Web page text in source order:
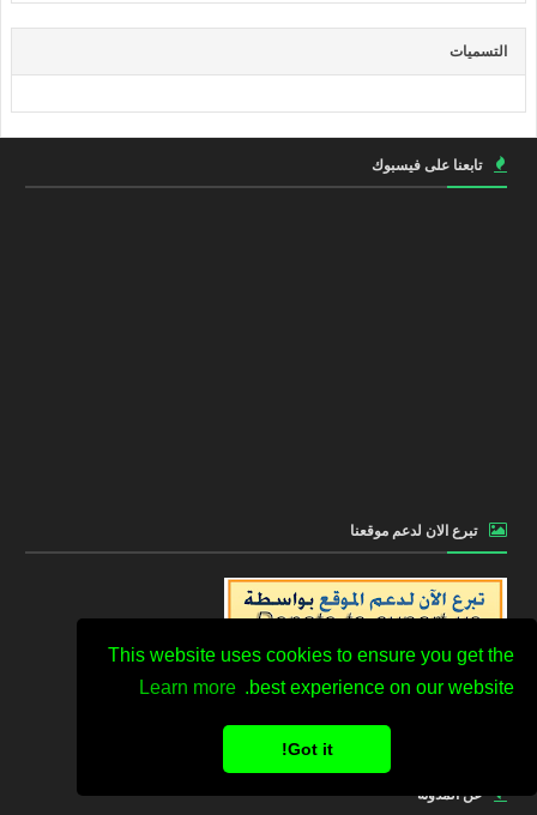
This website uses cookies to ensure you get the
best experience on our website.
Learn more
Got it!
التسميات
تابعنا على فيسبوك
تبرع الان لدعم موقعنا
Donate to support us
عن المدونة